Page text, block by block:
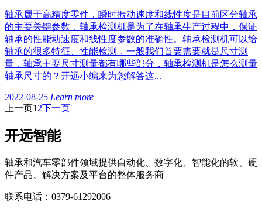
轴承属于高精度零件，瞬时振动速度和线性度是目前区分轴承
的主要关键参数，轴承检测机是为了在轴承生产过程中，保证
轴承的性能动速度和线性度参数的准确性。轴承检测机可以给
轴承的很多特征、性能检测，一般我们首要需要就是尺寸测
量，轴承主要尺寸测量都有哪些部分，轴承检测机是怎么测量
轴承尺寸的？开远小编来为您解答这...
2022-08-25 Learn more
上一页1 2下一页
开远智能
轴承和汽车零部件领域提供自动化、数字化、智能化的软、硬
件产品、解决方案及平台的整体服务商
联系电话：0379-61292006